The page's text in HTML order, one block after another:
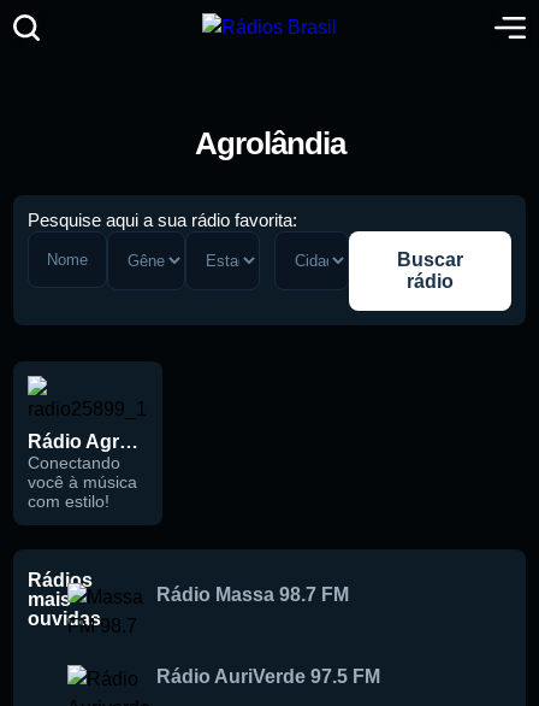
Pesquise aqui a sua rádio favorita:
Agrolândia
Pesquise aqui a sua rádio favorita:
Buscar
rádio
Rádio Agrolândia 87.9 FM
Conectando
você à música
com estilo!
Rádios
mais
ouvidas
Rádio Massa 98.7 FM
Rádio AuriVerde 97.5 FM